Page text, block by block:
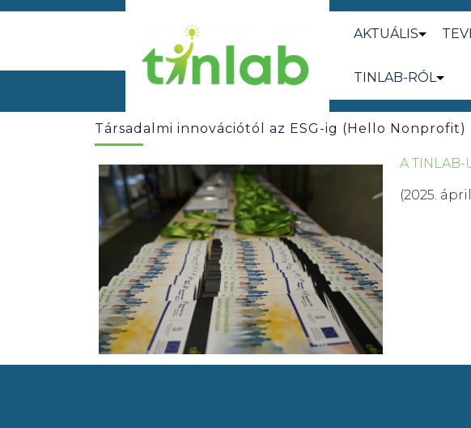
AKTUÁLIS
TINLAB-RÓL
Társadalmi innovációtól az ESG-ig (Hello Nonprofit)
A
(2025.